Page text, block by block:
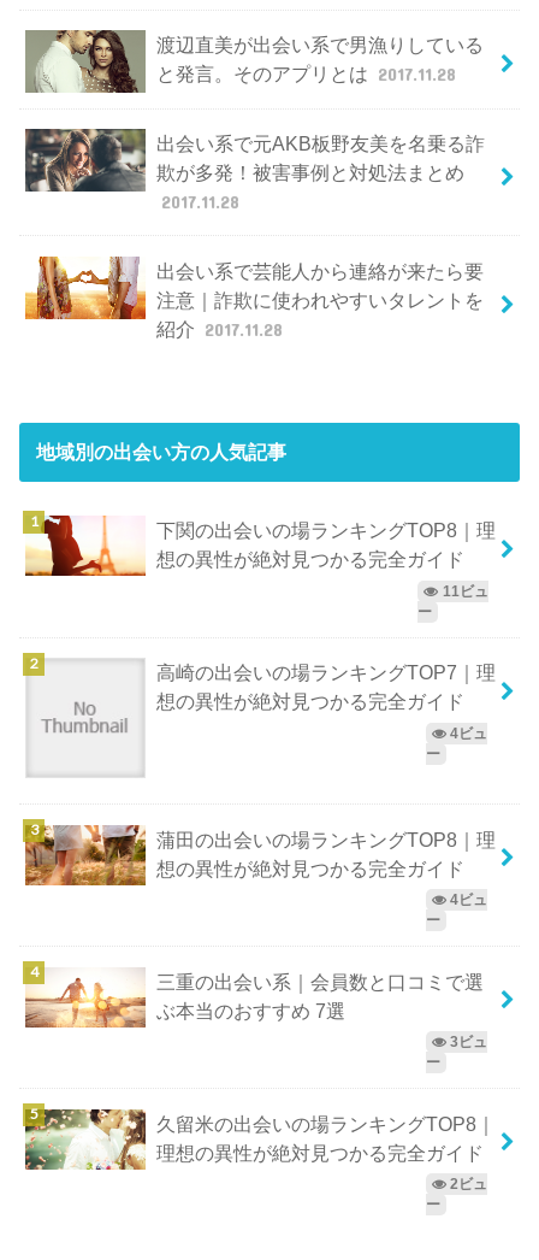
渡辺直美が出会い系で男漁りしている
と発言。そのアプリとは 2017.11.28
出会い系で元AKB板野友美を名乗る詐
欺が多発！被害事例と対処法まとめ
2017.11.28
出会い系で芸能人から連絡が来たら要
注意｜詐欺に使われやすいタレントを
紹介 2017.11.28
地域別の出会い方の人気記事
下関の出会いの場ランキングTOP8｜理
想の異性が絶対見つかる完全ガイド
11ビュ
ー
高崎の出会いの場ランキングTOP7｜理
想の異性が絶対見つかる完全ガイド
4ビュ
ー
蒲田の出会いの場ランキングTOP8｜理
想の異性が絶対見つかる完全ガイド
4ビュ
ー
三重の出会い系｜会員数と口コミで選
ぶ本当のおすすめ 7選
3ビュ
ー
久留米の出会いの場ランキングTOP8｜
理想の異性が絶対見つかる完全ガイド
2ビュ
ー